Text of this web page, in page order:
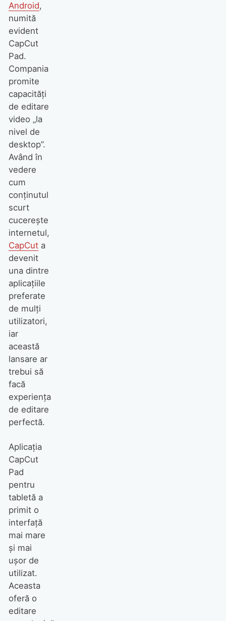
Android,
numită
evident
CapCut
Pad.
Compania
promite
capacități
de editare
video „la
nivel de
desktop”.
Având în
vedere
cum
conținutul
scurt
cucerește
internetul,
CapCuta
devenit
una dintre
aplicațiile
preferate
de mulți
utilizatori,
iar
această
lansare ar
trebui să
facă
experiența
de editare
perfectă.
Aplicația
CapCut
Pad
pentru
tabletă a
primit o
interfață
mai mare
și mai
ușor de
utilizat.
Aceasta
oferă o
editare